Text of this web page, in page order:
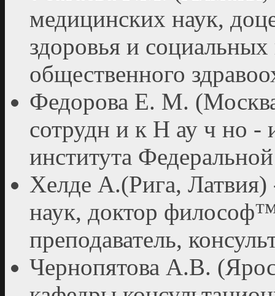
медицинских наук,
здоровья и
общественного
Федорова Е. М.
сотрудн и к Н ау ч но -
института
Хелде А.(Рига, Латвия)
наук, доктор
преподаватель,
Чернопятова А.В.